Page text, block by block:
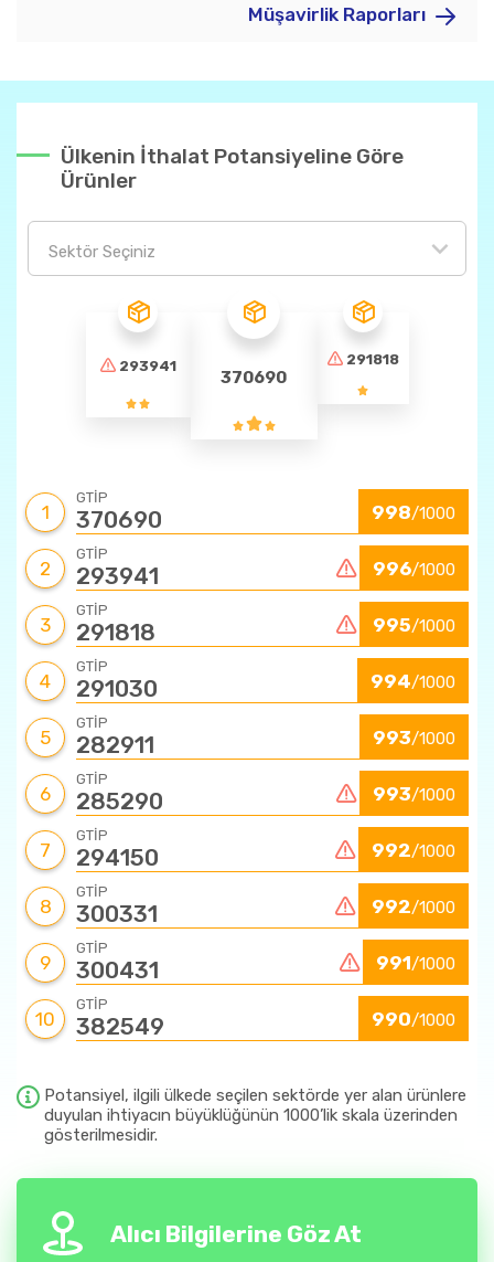
Müşavirlik Raporları
Ülkenin İthalat Potansiyeline Göre
Ürünler
Sektör Seçiniz
293941
370690
291818
1
GTİP
370690 998/1000
2
GTİP
293941 996/1000
3
GTİP
291818 995/1000
4
GTİP
291030 994/1000
5
GTİP
282911 993/1000
6
GTİP
285290 993/1000
7
GTİP
294150 992/1000
8
GTİP
300331 992/1000
9
GTİP
300431 991/1000
10
GTİP
382549 990/1000
Potansiyel, ilgili ülkede seçilen sektörde yer alan ürünlere
duyulan ihtiyacın büyüklüğünün 1000’lik skala üzerinden
gösterilmesidir.
Alıcı Bilgilerine Göz At